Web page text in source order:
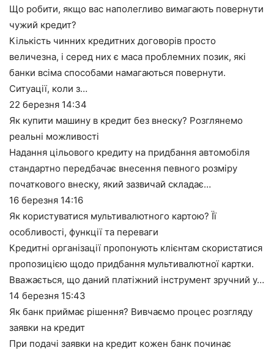
Що робити, якщо вас наполегливо вимагають повернути
чужий кредит?
Кількість чинних кредитних договорів просто
величезна, і серед них є маса проблемних позик, які
банки всіма способами намагаються повернути.
Ситуації, коли з…
22 березня 14:34
Як купити машину в кредит без внеску? Розглянемо
реальні можливості
Надання цільового кредиту на придбання автомобіля
стандартно передбачає внесення певного розміру
початкового внеску, який зазвичай складає…
16 березня 14:16
Як користуватися мультивалютного картою? Її
особливості, функції та переваги
Кредитні організації пропонують клієнтам скористатися
пропозицією щодо придбання мультивалютної картки.
Вважається, що даний платіжний інструмент зручний у…
14 березня 15:43
Як банк приймає рішення? Вивчаємо процес розгляду
заявки на кредит
При подачі заявки на кредит кожен банк починає